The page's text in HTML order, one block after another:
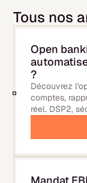
Tous nos
Open
?
Découvrez
comptes,
réel. DSP2,
Mandat